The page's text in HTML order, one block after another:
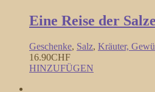
Eine Reise der
Geschenke, Salz, Kräuter,
16.90CHF
HINZUFÜGEN